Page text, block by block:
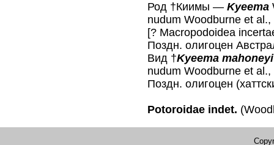
Род †Киимы — Kyeema
nudum Woodburne et al.,
[? Macropodoidea
Поздн. олигоцен
Вид †Kyeema mahoneyi
nudum Woodburne et al.,
Поздн. олигоцен
Potoroidae indet.